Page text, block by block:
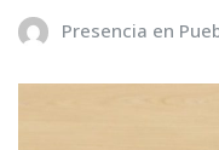
Presencia en